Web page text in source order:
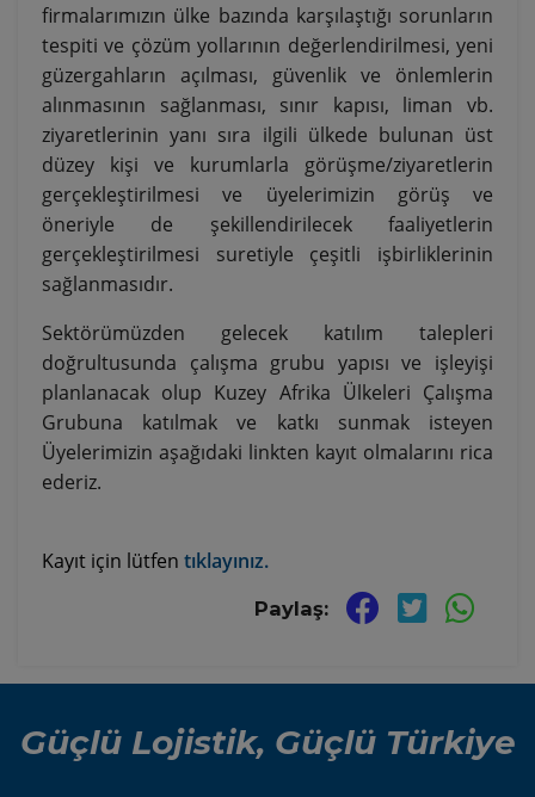
firmalarımızın ülke bazında karşılaştığı sorunların
tespiti ve çözüm yollarının değerlendirilmesi, yeni
güzergahların açılması, güvenlik ve önlemlerin
alınmasının sağlanması, sınır kapısı, liman vb.
ziyaretlerinin yanı sıra ilgili ülkede bulunan üst
düzey kişi ve kurumlarla görüşme/ziyaretlerin
gerçekleştirilmesi ve üyelerimizin görüş ve
öneriyle de şekillendirilecek faaliyetlerin
gerçekleştirilmesi suretiyle çeşitli işbirliklerinin
sağlanmasıdır.
Sektörümüzden gelecek katılım talepleri
doğrultusunda çalışma grubu yapısı ve işleyişi
planlanacak olup Kuzey Afrika Ülkeleri Çalışma
Grubuna katılmak ve katkı sunmak isteyen
Üyelerimizin aşağıdaki linkten kayıt olmalarını rica
ederiz.
Kayıt için lütfen tıklayınız.
Paylaş:
Güçlü Lojistik, Güçlü Türkiye